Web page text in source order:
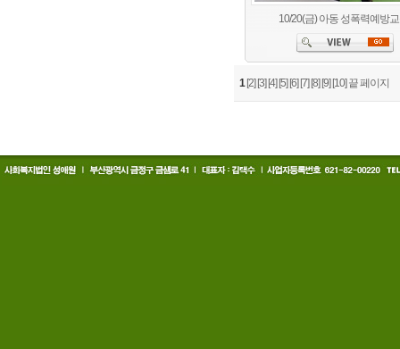
10/20(금) 아동 성폭력예방
1 [2] [3] [4] [5] [6] [7] [8] [9] [10] 끝 페이지